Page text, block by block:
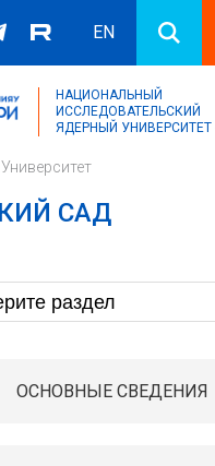
поиска
EN
НАЦИОНАЛЬНЫЙ
ИССЛЕДОВАТЕЛЬСКИЙ
ЯДЕРНЫЙ УНИВЕРСИТЕТ
Университет
САД
ОСНОВНЫЕ СВЕДЕНИЯ